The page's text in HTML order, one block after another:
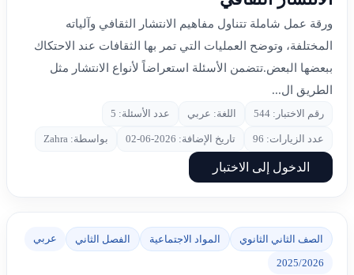
ورقة عمل شاملة تتناول مفاهيم الانتشار الثقافي وآلياته
المختلفة، وتوضح العمليات التي تمر بها الثقافات عند الاحتكاك
ببعضها البعض.تتضمن الأسئلة استعراضاً لأنواع الانتشار مثل
الطريق ال...
رقم الاختبار: 544 اللغة: عربي عدد الأسئلة: 5
عدد الزيارات: 96 تاريخ الإضافة: 2026-06-02 بواسطة: Zahra
الدخول إلى الاختبار
الصف الثاني الثانوي المواد الاجتماعية الفصل الثاني عربي
2025/2026